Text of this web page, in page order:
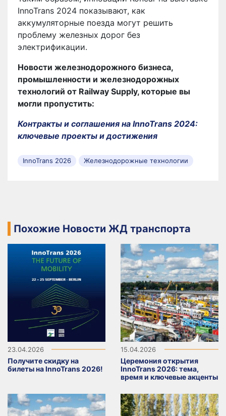
InnoTrans 2024 показывают, как
аккумуляторные поезда могут решить
проблему железных дорог без
электрификации.
Новости железнодорожного бизнеса,
промышленности и железнодорожных
технологий от Railway Supply, которые вы
могли пропустить:
Контракты и соглашения на InnoTrans 2024:
ключевые проекты и достижения
InnoTrans 2026 Железнодорожные технологии
Похожие Новости ЖД транспорта
23.04.2026
Получите скидку на
билеты на InnoTrans 2026!
15.04.2026
Церемония открытия
InnoTrans 2026: тема,
время и ключевые акценты